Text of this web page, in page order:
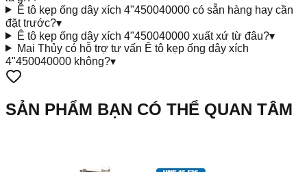
Ê tô kẹp ống dây xích 4"450040000 có sẵn hàng hay cần
đặt trước?▾
Ê tô kẹp ống dây xích 4"450040000 xuất xứ từ đâu?▾
Mai Thủy có hỗ trợ tư vấn Ê tô kẹp ống dây xích
4"450040000 không?▾
SẢN PHẨM BẠN CÓ THỂ QUAN TÂM